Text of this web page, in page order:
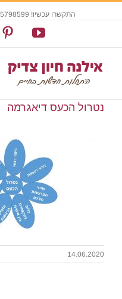
התקשרו עכשיו! 054-5798599
נטרול הכעס דיאגרמה
14.06.2020